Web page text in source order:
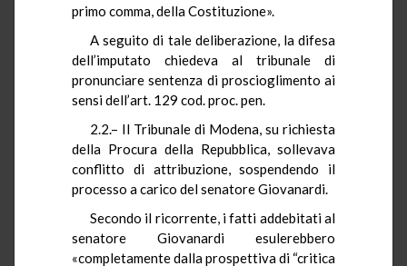
primo comma, della Costituzione».
A seguito di tale deliberazione, la difesa
dell’imputato chiedeva al tribunale di
pronunciare sentenza di proscioglimento ai
sensi dell’art. 129 cod. proc. pen.
2.2.– Il Tribunale di Modena, su richiesta
della Procura della Repubblica, sollevava
conflitto di attribuzione, sospendendo il
processo a carico del senatore Giovanardi.
Secondo il ricorrente, i fatti addebitati al
senatore Giovanardi esulerebbero
«completamente dalla prospettiva di “critica